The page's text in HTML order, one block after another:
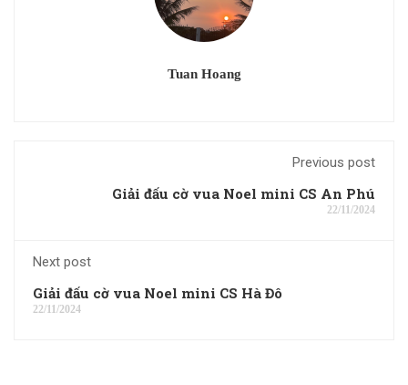
Tuan Hoang
Previous post
Giải đấu cờ vua Noel mini CS An Phú
22/11/2024
Next post
Giải đấu cờ vua Noel mini CS Hà Đô
22/11/2024